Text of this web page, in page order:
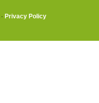
· Privacy Policy